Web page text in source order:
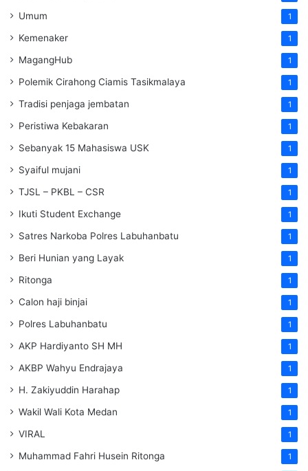
Umum 1
Kemenaker 1
MagangHub 1
Polemik Cirahong Ciamis Tasikmalaya 1
Tradisi penjaga jembatan 1
Peristiwa Kebakaran 1
Sebanyak 15 Mahasiswa USK 1
Syaiful mujani 1
TJSL – PKBL – CSR 1
Ikuti Student Exchange 1
Satres Narkoba Polres Labuhanbatu 1
Beri Hunian yang Layak 1
Ritonga 1
Calon haji binjai 1
Polres Labuhanbatu 1
AKP Hardiyanto SH MH 1
AKBP Wahyu Endrajaya 1
H. Zakiyuddin Harahap 1
Wakil Wali Kota Medan 1
VIRAL 1
Muhammad Fahri Husein Ritonga 1